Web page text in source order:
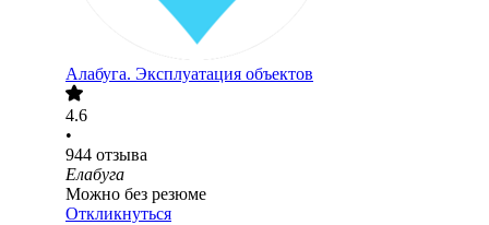
Алабуга. Эксплуатация объектов
4.6
•
944 отзыва
Елабуга
Можно без резюме
Откликнуться